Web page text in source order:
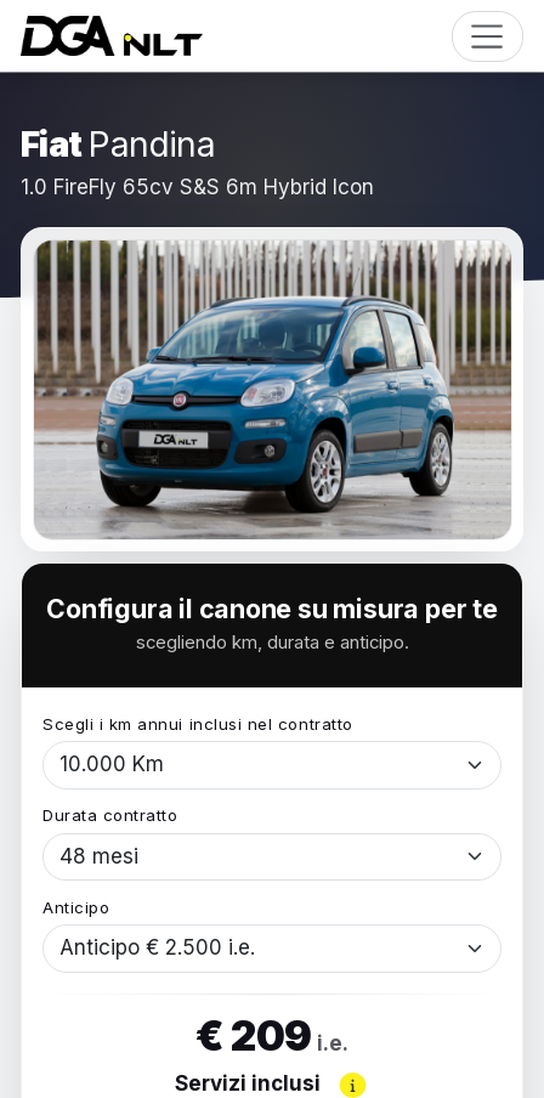
Fiat Pandina
1.0 FireFly 65cv S&S 6m Hybrid Icon
Configura il canone su misura per te
scegliendo km, durata e anticipo.
Scegli i km annui inclusi nel contratto
Durata contratto
Anticipo
€ 209 i.e.
Servizi inclusi